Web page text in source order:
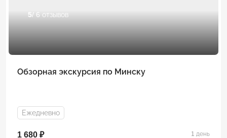
5/ 6 отзывов
Обзорная экскурсия по Минску
Ежедневно
1 680 ₽ 1 день